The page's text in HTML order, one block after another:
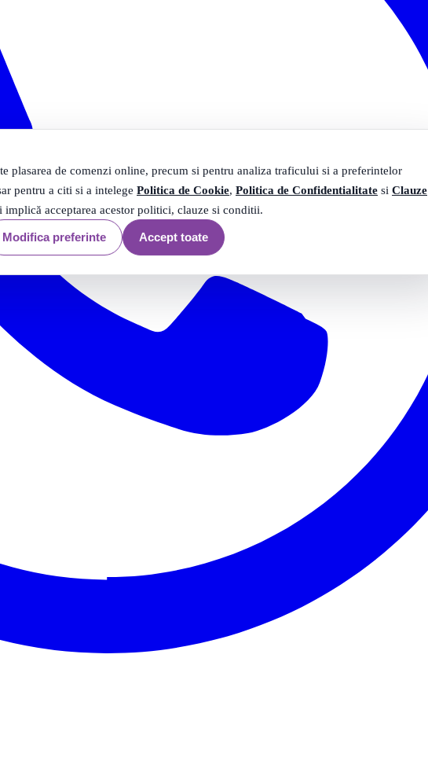
plasarea de comenzi online, precum si pentru analiza traficului si a preferintelor
pentru a citi si a intelege Politica de Cookie, Politica de Confidentialitate si Clauze
acceptarea acestor politici, clauze si conditii.
Modifica preferinte Accept toate